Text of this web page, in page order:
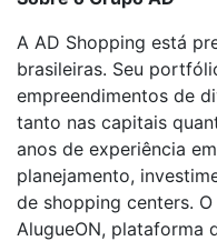
A AD Shopping está
brasileiras. Seu
empreendimentos de
tanto nas capitais
anos de experiência
planejamento,
de shopping centers.
AlugueON, plataforma